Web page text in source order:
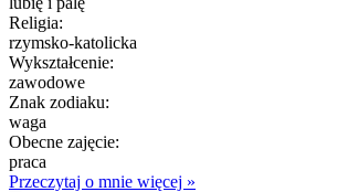
Religia:
rzymsko-katolicka
Wykształcenie:
zawodowe
Znak zodiaku:
waga
Obecne zajęcie:
praca
Przeczytaj o mnie więcej »